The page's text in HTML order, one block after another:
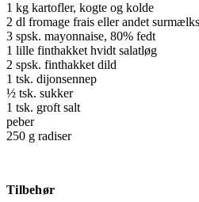
1 kg kartofler, kogte og kolde
2 dl fromage frais eller andet
3 spsk. mayonnaise, 80% fedt
1 lille finthakket hvidt salatløg
2 spsk. finthakket dild
1 tsk. dijonsennep
½ tsk. sukker
1 tsk. groft salt
peber
250 g radiser
Tilbehør